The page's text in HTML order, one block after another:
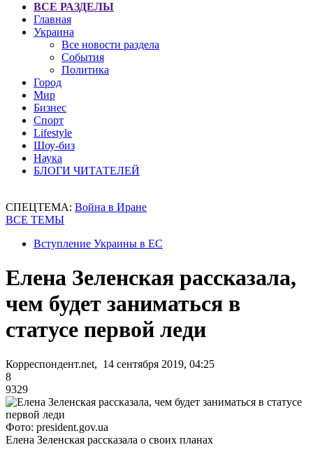
ВСЕ РАЗДЕЛЫ
Главная
Украина
Все новости раздела
События
Политика
Город
Мир
Бизнес
Спорт
Lifestyle
Шоу-биз
Наука
БЛОГИ ЧИТАТЕЛЕЙ
СПЕЦТЕМА: Война в Иране
ВСЕ ТЕМЫ
Вступление Украины в ЕС
Елена Зеленская рассказала,
чем будет заниматься в
статусе первой леди
Корреспондент.net, 14 сентября 2019, 04:25
8
9329
Фото: president.gov.ua
Елена Зеленская рассказала о своих планах